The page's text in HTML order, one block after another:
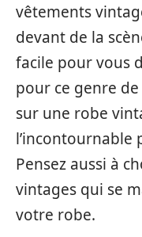
vêtements
devant de la
facile pour vous
pour ce genre
sur une robe
l’incontournable
Pensez aussi à
vintages qui se
votre robe.